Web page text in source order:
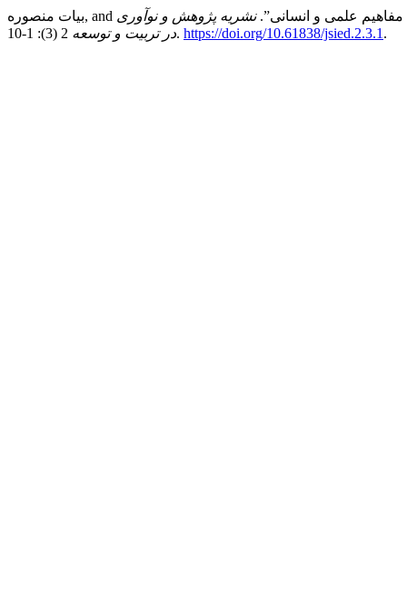
نشریه پژوهش و نوآوری
در تربیت و توسعه2 (3): 1-10. https://doi.org/10.61838/jsied.2.3.1 .